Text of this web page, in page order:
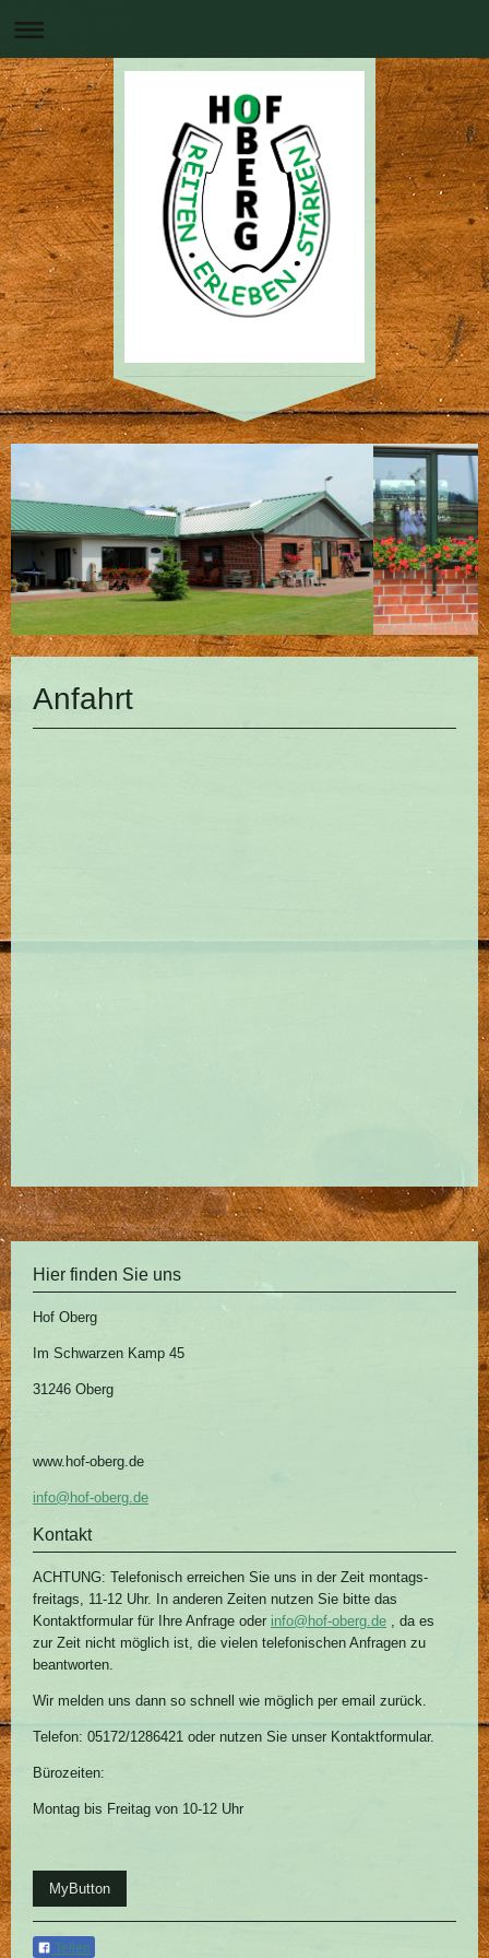
Anfahrt
Hier finden Sie uns
Hof Oberg
Im Schwarzen Kamp 45
31246 Oberg
www.hof-oberg.de
info@hof-oberg.de
Kontakt
ACHTUNG: Telefonisch erreichen Sie uns in der Zeit montags-
freitags, 11-12 Uhr. In anderen Zeiten nutzen Sie bitte das
Kontaktformular für Ihre Anfrage oder info@hof-oberg.de , da es
zur Zeit nicht möglich ist, die vielen telefonischen Anfragen zu
beantworten.
Wir melden uns dann so schnell wie möglich per email zurück.
Telefon: 05172/1286421 oder nutzen Sie unser Kontaktformular.
Bürozeiten:
Montag bis Freitag von 10-12 Uhr
MyButton
Teilen